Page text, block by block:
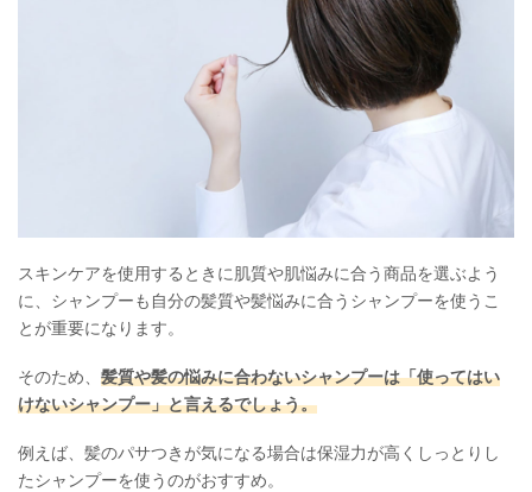
スキンケアを使用するときに肌質や肌悩みに合う商品を選ぶよう
に、シャンプーも自分の髪質や髪悩みに合うシャンプーを使うこ
とが重要になります。
そのため、 髪質や髪の悩みに合わないシャンプーは「使ってはい
けないシャンプー」と言えるでしょう。
例えば、髪のパサつきが気になる場合は保湿力が高くしっとりし
たシャンプーを使うのがおすすめ。